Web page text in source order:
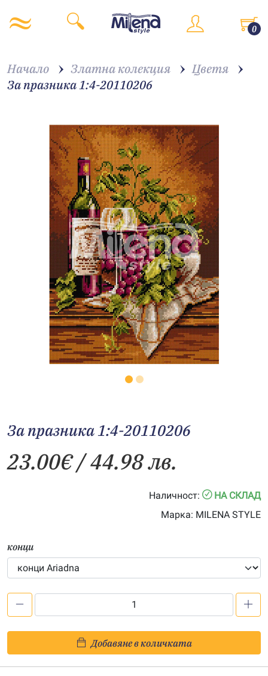
0
Начало Златна колекция
Цветя
За празника 1:4-20110206
За празника 1:4-20110206
23.00€/ 44.98 лв.
Наличност:
НА СКЛАД
Марка: MILENA STYLE
конци
празника
1:4-
Добавяне в количката